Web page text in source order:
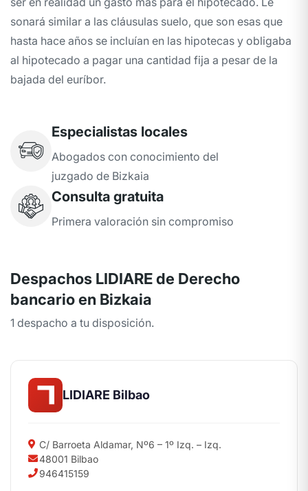
sonará similar a las cláusulas suelo, que son esas que
hasta hace años se incluían en las hipotecas y obligaba
al hipotecado a pagar una cantidad fija a pesar de la
bajada del euríbor.
Especialistas locales
Abogados con conocimiento del
juzgado de Bizkaia
Consulta gratuita
Primera valoración sin compromiso
Despachos LIDIARE de Derecho
bancario en Bizkaia
1 despacho a tu disposición.
LIDIARE Bilbao
C/ Barroeta Aldamar, Nº6 – 1º Izq. – Izq.
48001 Bilbao
946415159